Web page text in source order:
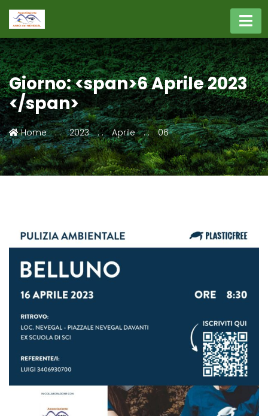
Giorno: <span>6 Aprile 2023
</span>
Home 2023 Aprile 06